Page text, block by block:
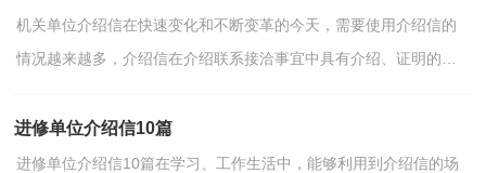
机关单位介绍信在快速变化和不断变革的今天，需要使用介绍信的
情况越来越多，介绍信在介绍联系接洽事宜中具有介绍、证明的双
进修单位介绍信10篇
进修单位介绍信10篇在学习、工作生活中，能够利用到介绍信的场